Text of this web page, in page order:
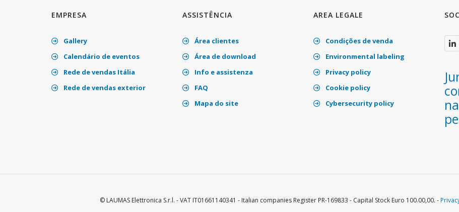
EMPRESA
Gallery
Calendário de eventos
Rede de vendas Itália
Rede de vendas exterior
ASSISTÊNCIA
Área clientes
Área de download
Info e assistenza
FAQ
Mapa do site
AREA LEGALE
Condições de venda
Environmental labeling
Privacy policy
Cookie policy
Cybersecurity policy
© LAUMAS Elettronica S.r.l. - VAT IT01661140341 - Italian companies Register PR-169833 - Capital Stock Euro 100.00,00. -